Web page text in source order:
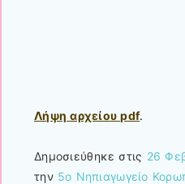
Λήψη αρχείου pdf.
Δημοσιεύθηκε στις 26
την 5ο Νηπιαγωγείο